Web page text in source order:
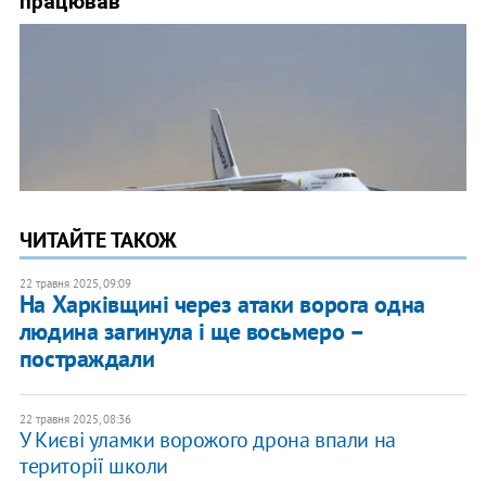
ЧИТАЙТЕ ТАКОЖ
22 травня 2025, 09:09
На Харківщині через атаки ворога одна
людина загинула і ще восьмеро –
постраждали
22 травня 2025, 08:36
У Києві уламки ворожого дрона впали на
території школи